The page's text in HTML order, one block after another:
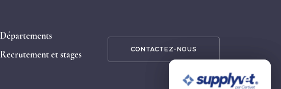
Départements
Recrutement et stages
CONTACTEZ-NOUS